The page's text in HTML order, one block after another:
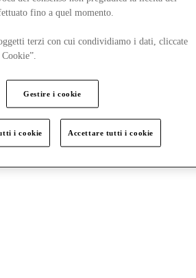
fino a quel momento.
terzi con cui condividiamo i dati, cliccate
Gestire i cookie
i cookie Accettare tutti i cookie